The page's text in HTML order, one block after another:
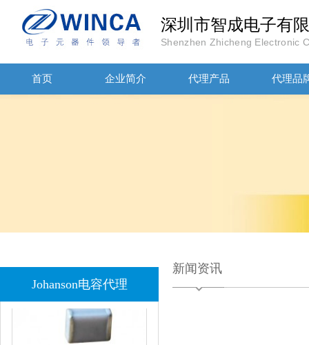
深圳市智成电子有
Shenzhen Zhicheng Electronic
首页 企业简介 代理产品 代理品
Johanson电容代理
JOHANOSN高压贴片电容1206/NPO/1000V/220PF/J档封装
新闻资讯